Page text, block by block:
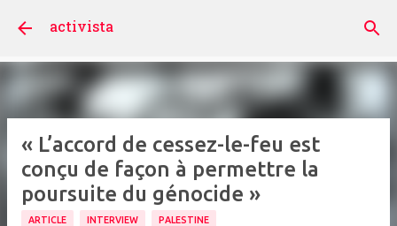
Accéder au contenu principal
activista
« L’accord de cessez-le-feu est
conçu de façon à permettre la
poursuite du génocide »
ARTICLE INTERVIEW PALESTINE